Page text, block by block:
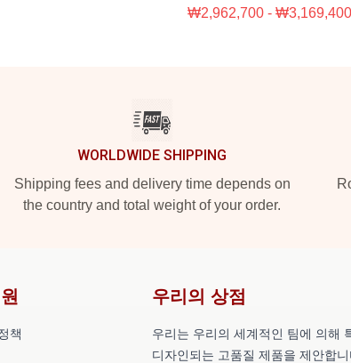
₩2,962,700 - ₩3,169,400
WORLDWIDE SHIPPING
Shipping fees and delivery time depends on
the country and total weight of your order.
책
우리의 상점
우리는 우리의 세계적인 팀에 의해
디자인되는 고품질 제품을 제안합